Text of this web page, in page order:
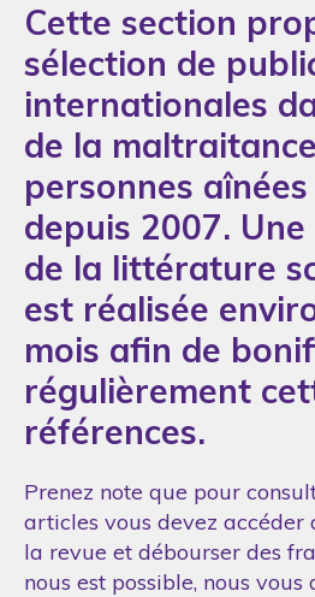
Cette section
sélection de
internationales
de la
personnes
depuis 2007.
de la littérature
est réalisée
mois afin de
régulièrement
références.
Prenez note que pour
articles vous devez accéder
la revue et débourser des
nous est possible, nous